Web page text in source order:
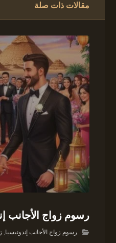
مقالات ذات صلة
رسوم زواج الأجانب
رسوم زواج الأجانب إندونيسيا,